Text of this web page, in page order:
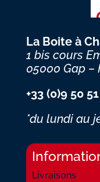
La Boite à
1 bis cours
05000 Gap –
+33 (0)9 50
*du lundi au
Livraisons